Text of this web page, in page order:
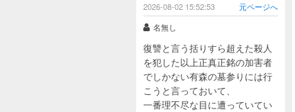
2026-08-02 15:52:53
元ページへ
名無し
復讐と言う括りすら超えた殺人
を犯した以上正真正銘の加害者
でしかない有森の墓参りには行
こうと言っておいて、
一番理不尽な目に遭っていてい